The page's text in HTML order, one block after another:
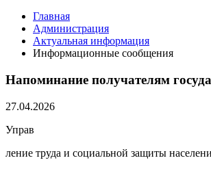
Главная
Администрация
Актуальная информация
Информационные сообщения
Напоминание получателям
27.04.2026
Управ
ление труда и социальной защиты